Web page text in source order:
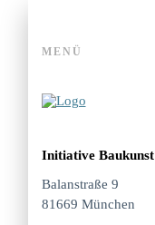
MENÜ
Initiative Baukunst
Balanstraße 9
81669 München